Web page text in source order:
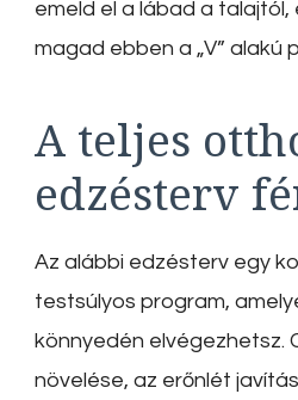
emeld el a lábad a
magad ebben a „V” alakú
A teljes
edzésterv
Az alábbi edzésterv egy
testsúlyos program,
könnyedén elvégezhetsz.
növelése, az erőnlét